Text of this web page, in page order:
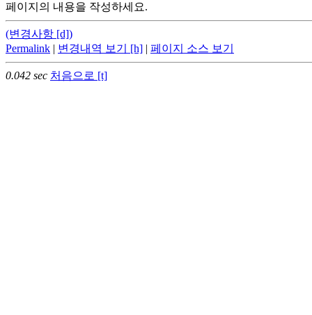
페이지의 내용을 작성하세요.
(변경사항 [d])
Permalink | 변경내역 보기 [h] | 페이지 소스 보기
0.042 sec 처음으로 [t]